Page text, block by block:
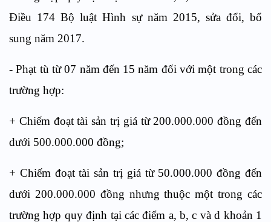
Điều 174 Bộ luật Hình sự năm 2015, sửa đổi, bổ
sung năm 2017.
- Phạt tù từ 07 năm đến 15 năm đối với một trong các
trường hợp:
+ Chiếm đoạt tài sản trị giá từ 200.000.000 đồng đến
dưới 500.000.000 đồng;
+ Chiếm đoạt tài sản trị giá từ 50.000.000 đồng đến
dưới 200.000.000 đồng nhưng thuộc một trong các
trường hợp quy định tại các điểm a, b, c và d khoản 1